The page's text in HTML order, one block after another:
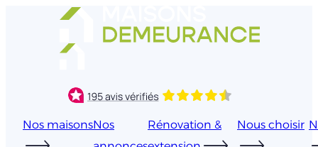
Nos maisonsNos
Rénovation &
Nous choisir